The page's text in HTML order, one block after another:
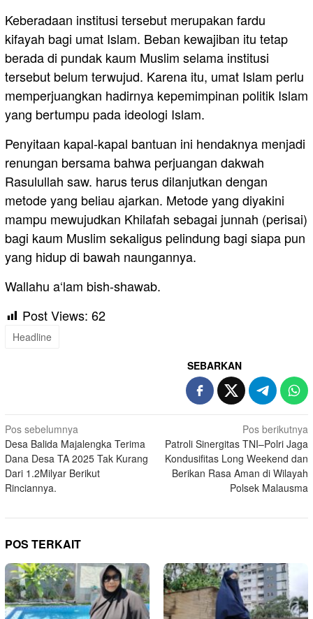
Keberadaan institusi tersebut merupakan fardu
kifayah bagi umat Islam. Beban kewajiban itu tetap
berada di pundak kaum Muslim selama institusi
tersebut belum terwujud. Karena itu, umat Islam perlu
memperjuangkan hadirnya kepemimpinan politik Islam
yang bertumpu pada ideologi Islam.
Penyitaan kapal-kapal bantuan ini hendaknya menjadi
renungan bersama bahwa perjuangan dakwah
Rasulullah saw. harus terus dilanjutkan dengan
metode yang beliau ajarkan. Metode yang diyakini
mampu mewujudkan Khilafah sebagai junnah (perisai)
bagi kaum Muslim sekaligus pelindung bagi siapa pun
yang hidup di bawah naungannya.
Wallahu a‘lam bish-shawab.
Post Views: 62
Headline
SEBARKAN
Navigasi
pos
Pos sebelumnya
Desa Balida Majalengka Terima
Dana Desa TA 2025 Tak Kurang
Dari 1.2Milyar Berikut
Rinciannya.
Pos berikutnya
Patroli Sinergitas TNI–Polri Jaga
Kondusifitas Long Weekend dan
Berikan Rasa Aman di Wilayah
Polsek Malausma
POS TERKAIT